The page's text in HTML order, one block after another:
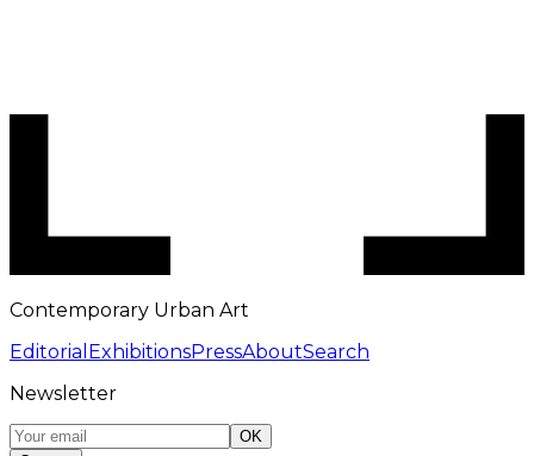
Contemporary Urban Art
Editorial ExhibitionsPressAboutSearch
Newsletter
OK